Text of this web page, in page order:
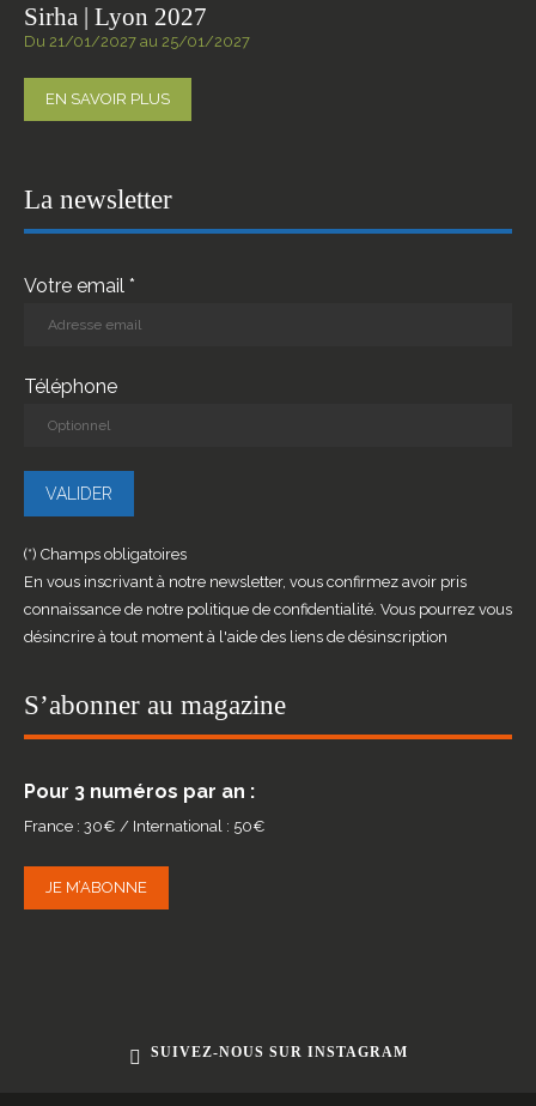
Sirha | Lyon 2027
Du 21/01/2027 au 25/01/2027
EN SAVOIR PLUS
La newsletter
Votre email *
Téléphone
(*) Champs obligatoires
En vous inscrivant à notre newsletter, vous confirmez avoir pris
connaissance de notre politique de confidentialité. Vous pourrez vous
désincrire à tout moment à l'aide des liens de désinscription
S’abonner au magazine
Pour 3 numéros par an :
France : 30€ / International : 50€
JE M’ABONNE
SUIVEZ-NOUS SUR INSTAGRAM